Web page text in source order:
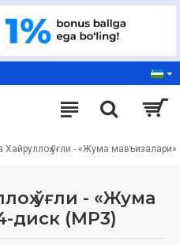
Хайруллоҳ ўғли - «Жума
ўғли - «Жума
диск (МР3)